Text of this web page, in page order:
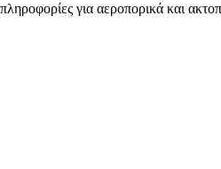
για αεροπορικά και